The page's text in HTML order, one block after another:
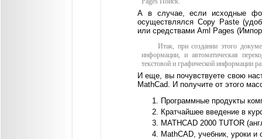
А в случае, если исходные
осуществлялся Copy Paste
или средствами Aml Pages
Итак, при создании этого
информации, и автоматическая
текстовой и графической информации
И еще, вы почувствуете свою
MathCad. И получите от этого
Программные продукты
Кратчайшее введение в
MATHCAD 2000 TUTOR
MathCAD, учебник, уроки